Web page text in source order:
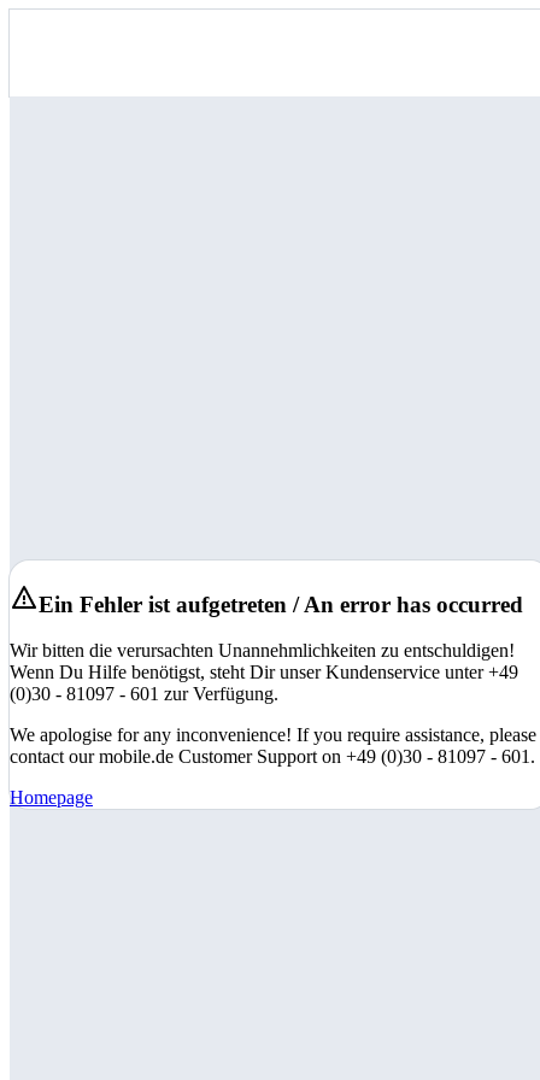
Ein Fehler ist aufgetreten / An error has occurred
Wir bitten die verursachten Unannehmlichkeiten zu entschuldigen!
Wenn Du Hilfe benötigst, steht Dir unser Kundenservice unter +49
(0)30 - 81097 - 601 zur Verfügung.
We apologise for any inconvenience! If you require assistance, please
contact our mobile.de Customer Support on +49 (0)30 - 81097 - 601.
Homepage